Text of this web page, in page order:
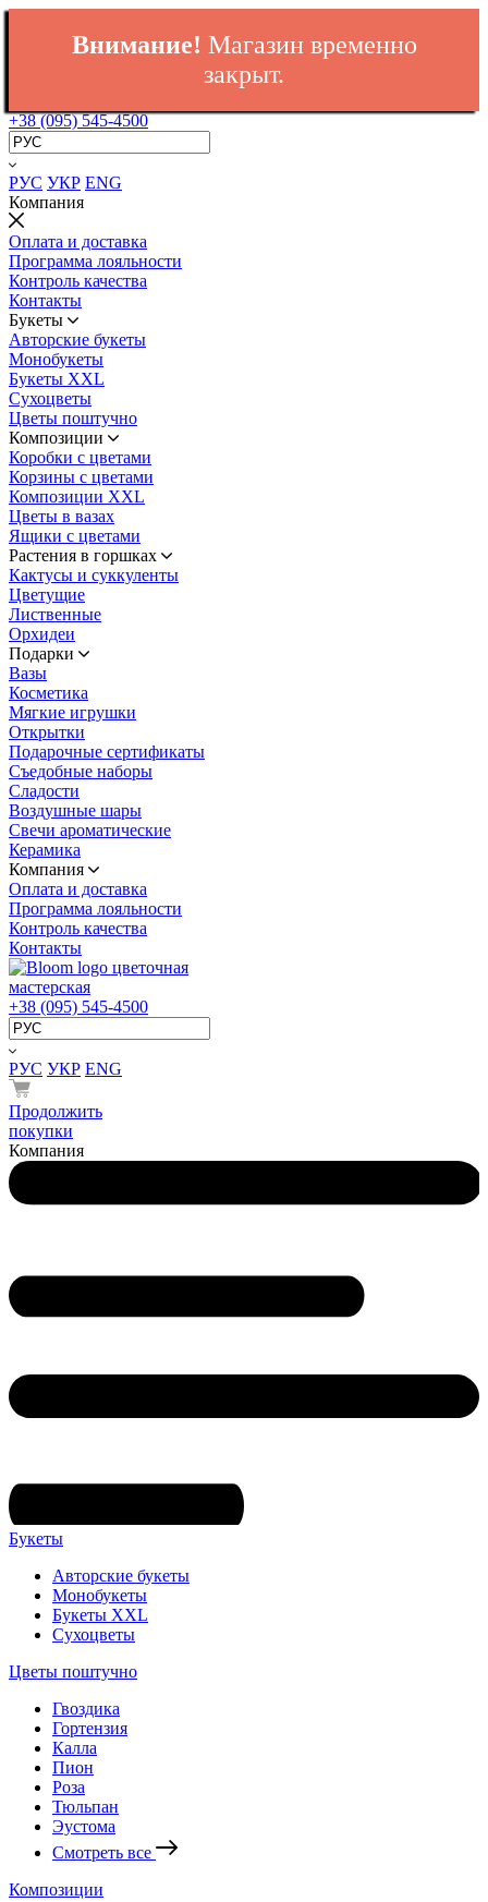
Внимание! Магазин временно
закрыт.
+38 (095) 545-4500
РУС УКР ENG
Компания
Оплата и доставка
Программа лояльности
Контроль качества
Контакты
Букеты
Авторские букеты
Монобукеты
Букеты XXL
Сухоцветы
Цветы поштучно
Композиции
Коробки с цветами
Корзины с цветами
Композиции XXL
Цветы в вазах
Ящики с цветами
Растения в горшках
Кактусы и суккуленты
Цветущие
Лиственные
Орхидеи
Подарки
Вазы
Косметика
Мягкие игрушки
Открытки
Подарочные сертификаты
Съедобные наборы
Сладости
Воздушные шары
Свечи ароматические
Керамика
Компания
Оплата и доставка
Программа лояльности
Контроль качества
Контакты
цветочная
мастерская
+38 (095) 545-4500
РУС УКР ENG
Продолжить
покупки
Компания
Букеты
Авторские букеты
Монобукеты
Букеты XXL
Сухоцветы
Цветы поштучно
Гвоздика
Гортензия
Калла
Пион
Роза
Тюльпан
Эустома
Смотреть все
Композиции